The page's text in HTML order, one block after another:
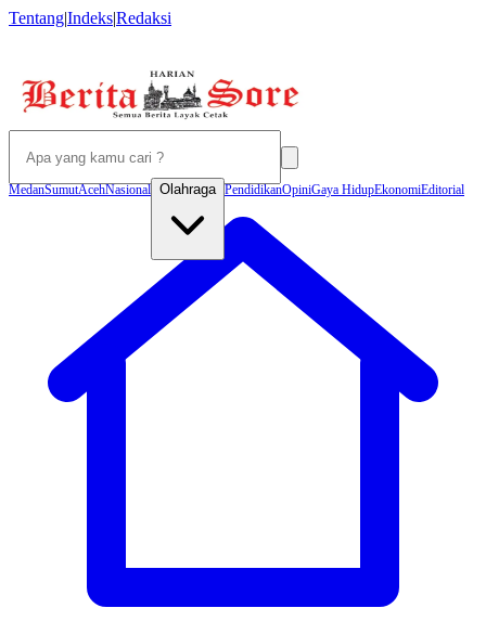
Tentang|Indeks|Redaksi
MedanSumutAcehNasional Olahraga PendidikanOpiniGaya HidupEkonomiEditorial